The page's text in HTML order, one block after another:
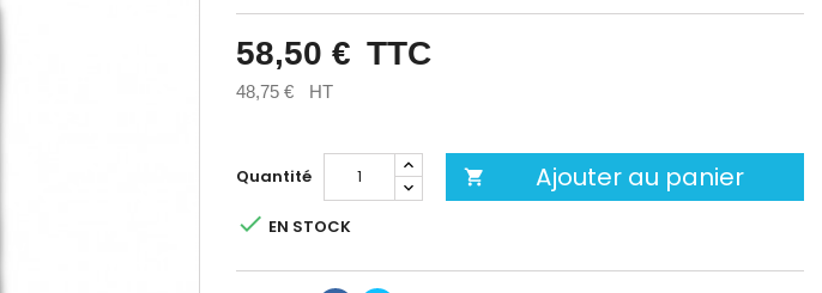
58,50 € TTC
48,75 € HT
Quantité  Ajouter au panier
 EN STOCK